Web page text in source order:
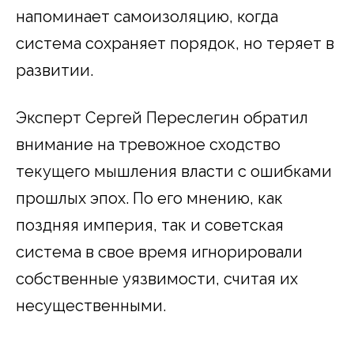
напоминает самоизоляцию, когда
система сохраняет порядок, но теряет в
развитии.
Эксперт Сергей Переслегин обратил
внимание на тревожное сходство
текущего мышления власти с ошибками
прошлых эпох. По его мнению, как
поздняя империя, так и советская
система в свое время игнорировали
собственные уязвимости, считая их
несущественными.